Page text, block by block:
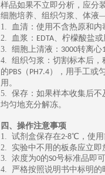
样品如果不立即分析，应分
细胞培养、组织匀浆、体液
1.
血清：使用不含热原和
2.
血浆： EDTA、柠檬酸盐或
3. 细胞上清液： 3000转离心
4. 组织匀浆：切割标本后
的PBS （ PH7.4），用手工或
用。
5. 保存：如果样本收集后
均匀地充分解冻。
四、操作注意事项
1. 试剂盒保存在2-8℃，使用
2. 实验中不用的板条应立即
3. 浓度为0的S0号标准品即
4. 严格按照说明书中标明的